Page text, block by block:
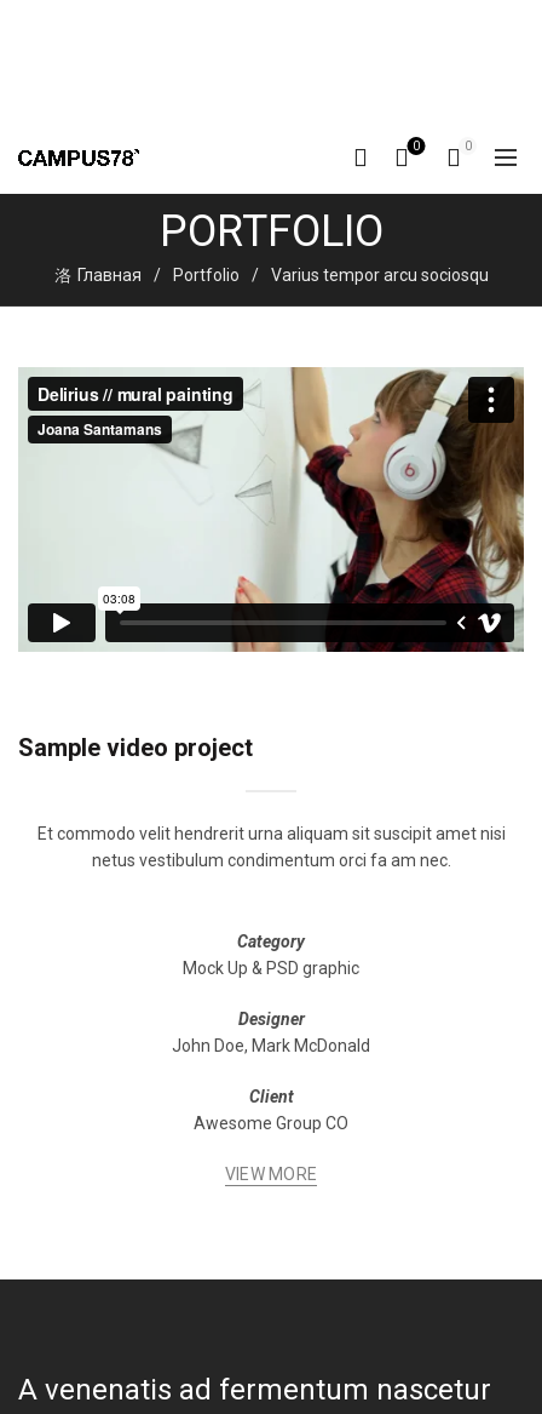
0 0
PORTFOLIO
Главная Portfolio Varius tempor arcu sociosqu
Sample video project
Et commodo velit hendrerit urna aliquam sit suscipit amet nisi
netus vestibulum condimentum orci fa am nec.
Category
Mock Up & PSD graphic
Designer
John Doe, Mark McDonald
Client
Awesome Group CO
VIEW MORE
A venenatis ad fermentum nascetur